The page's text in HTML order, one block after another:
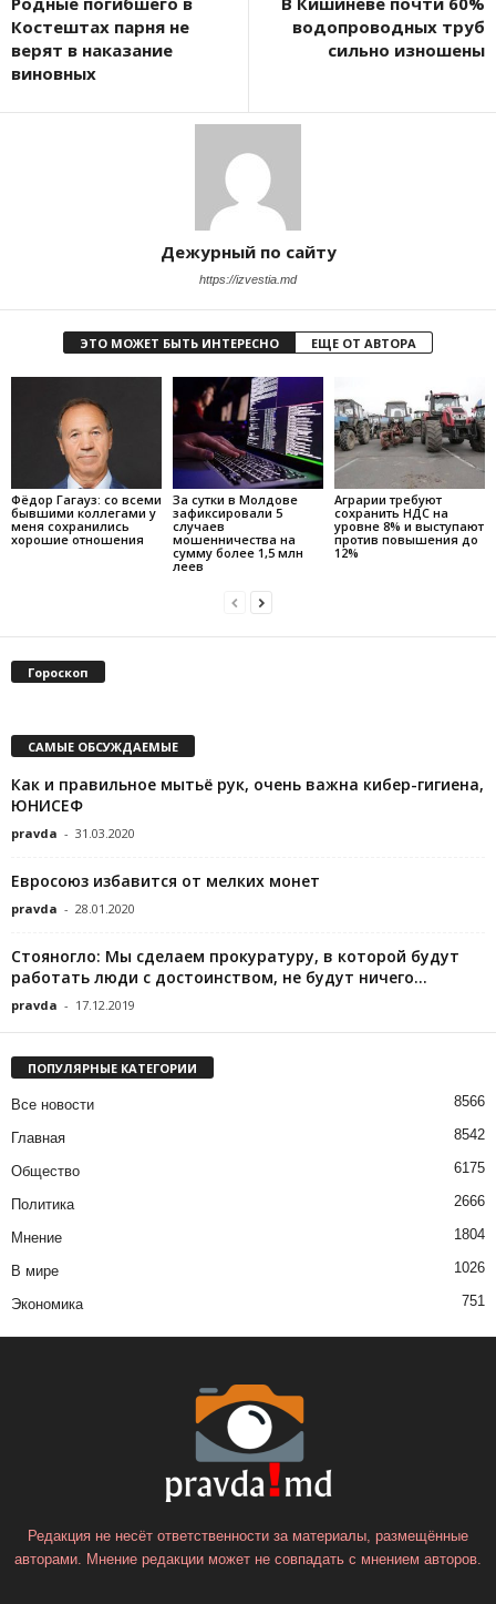
Костештах парня не
верят в наказание
виновных
водопроводных труб
сильно изношены
Дежурный по сайту
https://izvestia.md
ЭТО МОЖЕТ БЫТЬ ИНТЕРЕСНО ЕЩЕ ОТ АВТОРА
Фёдор Гагауз: со всеми
бывшими коллегами у
меня сохранились
хорошие отношения
За сутки в Молдове
зафиксировали 5
случаев
мошенничества на
сумму более 1,5 млн
леев
Аграрии требуют
сохранить НДС на
уровне 8% и выступают
против повышения до
12%
Гороскоп
САМЫЕ ОБСУЖДАЕМЫЕ
Как и правильное мытьё рук, очень важна кибер-гигиена,
ЮНИСЕФ
pravda - 31.03.2020
Евросоюз избавится от мелких монет
pravda - 28.01.2020
Стояногло: Мы сделаем прокуратуру, в которой будут
работать люди с достоинством, не будут ничего...
pravda - 17.12.2019
ПОПУЛЯРНЫЕ КАТЕГОРИИ
Все новости 8566
Главная 8542
Общество 6175
Политика 2666
Мнение 1804
В мире 1026
Экономика 751
Редакция не несёт ответственности за материалы, размещённые
авторами. Мнение редакции может не совпадать с мнением авторов.